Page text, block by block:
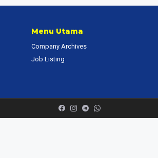
Menu Utama
Company Archives
Job Listing